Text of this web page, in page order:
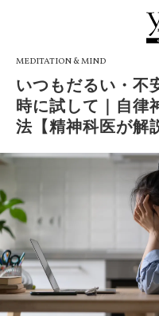
MEDITATION & MIND
いつもだるい・不
時に試して｜自律
法【精神科医が解